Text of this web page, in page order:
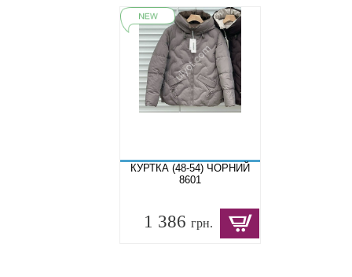
КУРТКА (48-54) ЧОРНИЙ
8601
1 386грн.